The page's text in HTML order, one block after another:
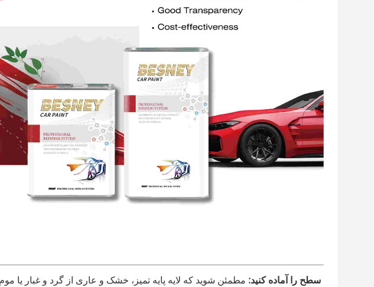
۱. سطح را آماده کنید: مطمئن شوید که لایه پایه تمیز، خشک و عاری از گرد و غبار یا